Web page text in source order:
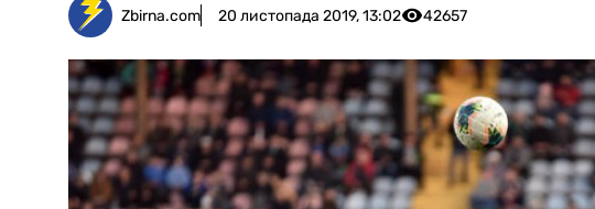
Zbirna.com 20 листопада 2019, 13:02 42657